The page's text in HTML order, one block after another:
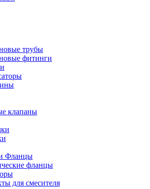
трубы
фитинги
клапаны
Фланцы
фланцы
для смесителя